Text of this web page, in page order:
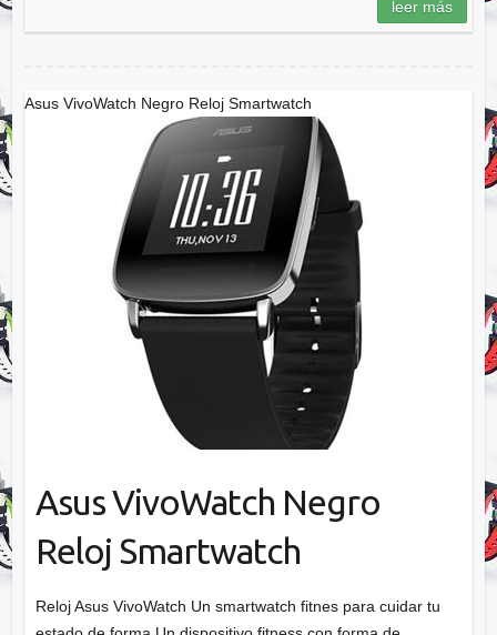
leer más
Asus VivoWatch Negro Reloj Smartwatch
Asus VivoWatch Negro
Reloj Smartwatch
Reloj Asus VivoWatch Un smartwatch fitnes para cuidar tu